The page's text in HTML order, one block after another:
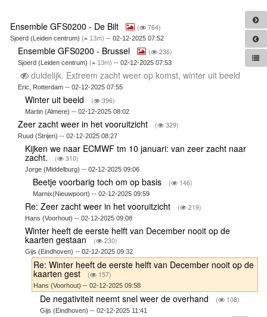
Ensemble GFS0200 - De Bilt ( 764)
Sjoerd (Leiden centrum) ( 13m) -- 02-12-2025 07:52
Ensemble GFS0200 - Brussel ( 236)
Sjoerd (Leiden centrum) ( 13m) -- 02-12-2025 07:53
duidelijk. Extreem zacht weer op komst, winter uit beeld
Eric, Rotterdam -- 02-12-2025 07:55
Winter uit beeld ( 396)
Martin (Almere) -- 02-12-2025 08:02
Zeer zacht weer in het vooruitzicht ( 329)
Ruud (Strijen) -- 02-12-2025 08:27
Kijken we naar ECMWF tm 10 januari: van zeer zacht naar
zacht. ( 310)
Jorge (Middelburg) -- 02-12-2025 09:06
Beetje voorbarig toch om op basis ( 146)
Marnix(Nieuwpoort) -- 02-12-2025 09:59
Re: Zeer zacht weer in het vooruitzicht ( 219)
Hans (Voorhout) -- 02-12-2025 09:08
Winter heeft de eerste helft van December nooit op de
kaarten gestaan ( 230)
Gijs (Eindhoven) -- 02-12-2025 09:32
Re: Winter heeft de eerste helft van December nooit op de
kaarten gest ( 157)
Hans (Voorhout) -- 02-12-2025 09:58
De negativiteit neemt snel weer de overhand ( 108)
Gijs (Eindhoven) -- 02-12-2025 11:41